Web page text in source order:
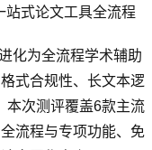
站式论文工具全流程
化为全流程学术辅助
式合规性、长文本逻
本次测评覆盖6款主流
流程与专项功能、免